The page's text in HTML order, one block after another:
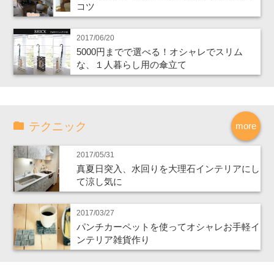
コツ
2017/06/20
5000円までで選べる！オシャレでスリム
な、１人暮らし用の傘立て
more
テクニック
2017/05/31
真夏日突入、水回りを大理石インテリアにし
て涼し気に
2017/03/27
パンチカーペットを使ってオシャレお手軽イ
ンテリア雑貨作り